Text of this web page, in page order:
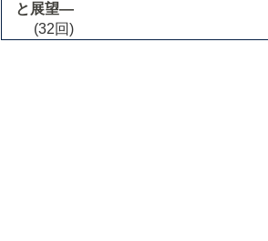
と展望―
(32回)